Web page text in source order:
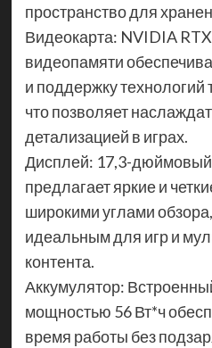
пространство для
Видеокарта: NVIDIA
видеопамяти
и поддержку технологий
что позволяет
детализацией в играх.
Дисплей: 17,3-дюймовый
предлагает яркие и
широкими углами
идеальным для игр и
контента.
Аккумулятор:
мощностью 56 Вт*ч
время работы без